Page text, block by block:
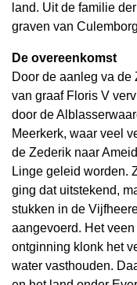
land. Uit de familie
graven van
De overeenkomst
Door de aanleg va
van graaf Floris V
door de
Meerkerk, waar veel
de Zederik naar
Linge geleid worden.
ging dat uitstekend,
stukken in de
aangevoerd. Het
ontginning klonk het
water vasthouden.